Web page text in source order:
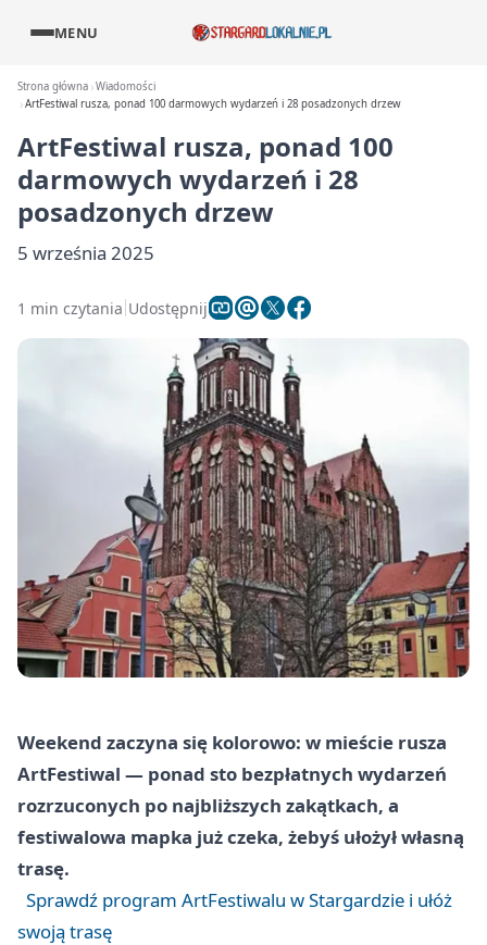
MENU
Strona główna Wiadomości
ArtFestiwal rusza, ponad 100 darmowych wydarzeń i 28 posadzonych drzew
ArtFestiwal rusza, ponad 100
darmowych wydarzeń i 28
posadzonych drzew
5 września 2025
1 min czytania Udostępnij
Weekend zaczyna się kolorowo: w mieście rusza
ArtFestiwal — ponad sto bezpłatnych wydarzeń
rozrzuconych po najbliższych zakątkach, a
festiwalowa mapka już czeka, żebyś ułożył własną
trasę.
Sprawdź program ArtFestiwalu w Stargardzie i ułóż
swoją trasę